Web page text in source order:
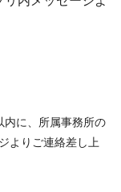
に、所属事務所の
よりご連絡差し上